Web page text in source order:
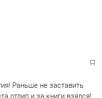
Раньше не заставить
отлип и за книги взялся!